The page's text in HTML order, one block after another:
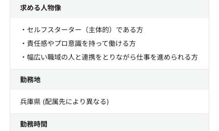
求める人物像
・セルフスターター（主体的）である方
・責任感やプロ意識を持って働ける方
・幅広い職域の人と連携をとりながら仕事を進められる方
勤務地
兵庫県 (配属先により異なる)
勤務時間